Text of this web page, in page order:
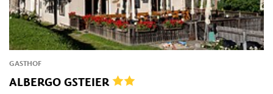
GASTHOF
ALBERGO GSTEIER